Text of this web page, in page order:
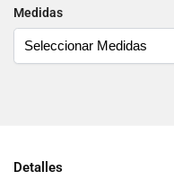
Medidas
Detalles